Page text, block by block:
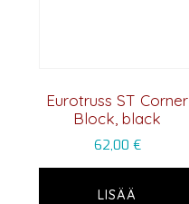
Eurotruss ST Corner
Block, black
62,00 €
LISÄÄ